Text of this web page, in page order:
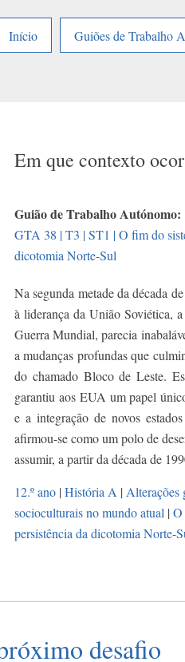
Início
Guiões de Trabalho
Em que contexto
Guião de Trabalho Autónomo:
GTA 38 | T3 | ST1 | O fim do
dicotomia Norte-Sul
Na segunda metade da década
à liderança da União Soviética,
Guerra Mundial, parecia
a mudanças profundas que
do chamado Bloco de Leste.
garantiu aos EUA um papel
e a integração de novos
afirmou-se como um polo de
assumir, a partir da década de
12.º ano |História A |Alterações
socioculturais no mundo atual |O
persistência da dicotomia Norte-
desafio